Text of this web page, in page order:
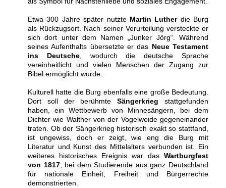
Etwa 300 Jahre später nutzte Martin Lutherdie Burg
als Rückzugsort. Nach seiner Verurteilung versteckte er
sich dort unter dem Namen „Junker Jörg“. Während
seines Aufenthalts übersetzte er das Neue Testament
ins Deutsche, wodurch die deutsche Sprache
vereinheitlicht und vielen Menschen der Zugang zur
Bibel ermöglicht wurde.
Kulturell hatte die Burg ebenfalls eine große Bedeutung.
Dort soll der berühmteSängerkrieg stattgefunden
haben, ein Wettbewerb von Minnesängern, bei dem
Dichter wie Walther von der Vogelweide gegeneinander
traten. Ob der Sängerkrieg historisch exakt so stattfand,
ist ungewiss, doch er zeigt, wie eng die Burg mit
Literatur und Kunst des Mittelalters verbunden ist. Ein
weiteres historisches Ereignis war das Wartburgfest
von 1817, bei dem Studierende aus ganz Deutschland
für nationale Einheit, Freiheit und Bürgerrechte
demonstrierten.